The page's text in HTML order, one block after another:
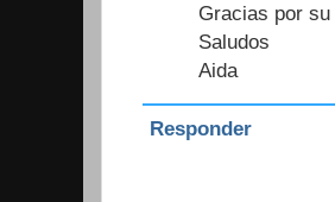
Gracias por
Saludos
Aida
Responder